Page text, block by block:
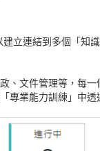
立連結到多個「知
、文件管理等，每
專業能力訓練」中